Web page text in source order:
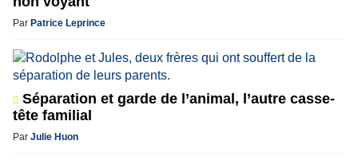
Par Patrice Leprince
Séparation et garde de l’animal, l’autre casse-
tête familial
Par Julie Huon